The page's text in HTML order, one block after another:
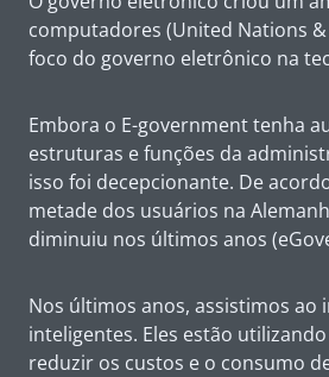
computadores (United Nations
foco do governo eletrônico na
Embora o E-government tenha
estruturas e funções da
isso foi decepcionante. De
metade dos usuários na
diminuiu nos últimos anos
Nos últimos anos, assistimos
inteligentes. Eles estão
reduzir os custos e o consumo